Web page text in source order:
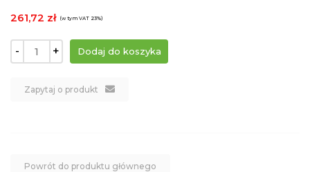
261,72 zł (w tym VAT 23%)
- +
Zapytaj o produkt
Powrót do produktu głównego